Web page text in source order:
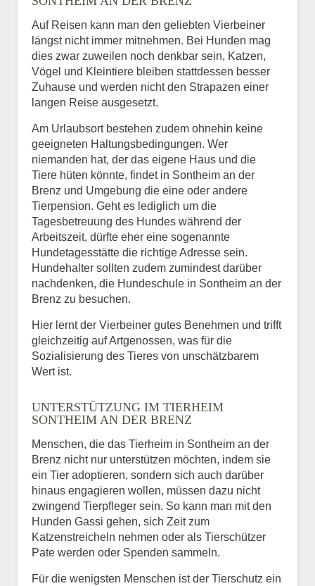
Auf Reisen kann man den geliebten Vierbeiner
längst nicht immer mitnehmen. Bei Hunden mag
dies zwar zuweilen noch denkbar sein, Katzen,
Vögel und Kleintiere bleiben stattdessen besser
Zuhause und werden nicht den Strapazen einer
langen Reise ausgesetzt.
Am Urlaubsort bestehen zudem ohnehin keine
geeigneten Haltungsbedingungen. Wer
niemanden hat, der das eigene Haus und die
Tiere hüten könnte, findet in Sontheim an der
Brenz und Umgebung die eine oder andere
Tierpension. Geht es lediglich um die
Tagesbetreuung des Hundes während der
Arbeitszeit, dürfte eher eine sogenannte
Hundetagesstätte die richtige Adresse sein.
Hundehalter sollten zudem zumindest darüber
nachdenken, die Hundeschule in Sontheim an der
Brenz zu besuchen.
Hier lernt der Vierbeiner gutes Benehmen und trifft
gleichzeitig auf Artgenossen, was für die
Sozialisierung des Tieres von unschätzbarem
Wert ist.
UNTERSTÜTZUNG IM TIERHEIM
SONTHEIM AN DER BRENZ
Menschen, die das Tierheim in Sontheim an der
Brenz nicht nur unterstützen möchten, indem sie
ein Tier adoptieren, sondern sich auch darüber
hinaus engagieren wollen, müssen dazu nicht
zwingend Tierpfleger sein. So kann man mit den
Hunden Gassi gehen, sich Zeit zum
Katzenstreicheln nehmen oder als Tierschützer
Pate werden oder Spenden sammeln.
Für die wenigsten Menschen ist der Tierschutz ein